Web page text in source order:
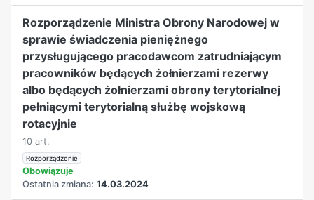
Rozporządzenie Ministra Obrony Narodowej w
sprawie świadczenia pieniężnego
przysługującego pracodawcom zatrudniającym
pracowników będących żołnierzami rezerwy
albo będących żołnierzami obrony terytorialnej
pełniącymi terytorialną służbę wojskową
rotacyjnie
10 art.
Rozporządzenie
Obowiązuje
Ostatnia zmiana: 14.03.2024